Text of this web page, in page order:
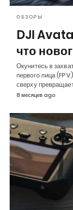
ОБЗОРЫ
DJI
что
Окунитесь в
первого лица
сверху
8 месяцев ago